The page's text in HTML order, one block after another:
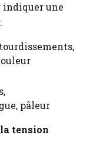
indiquer une
pâleur
tension